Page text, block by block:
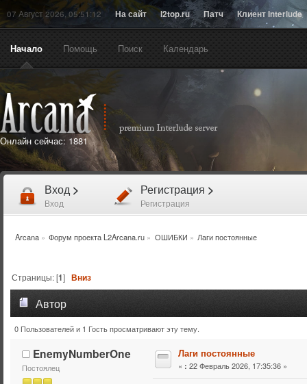
07 Август 2026, 05:51:12 На сайт l2top.ru Патч Клиент Interlude
Начало Помощь Поиск Календарь
Онлайн сейчас: 1881
Вход >
Вход
Регистрация >
Регистрация
Arcana» Форум проекта L2Arcana.ru » ОШИБКИ » Лаги постоянные
Страницы: [1]Вниз
Автор
Тема: Лаги постоянные (Прочитано 7788 раз)
0 Пользователей и 1 Гость просматривают эту тему.
EnemyNumberOne
Постоялец
Лаги постоянные
« : 22 Февраль 2026, 17:35:36 »